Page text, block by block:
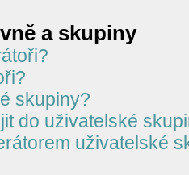
a skupiny
skupiny?
do uživatelské
uživatelské